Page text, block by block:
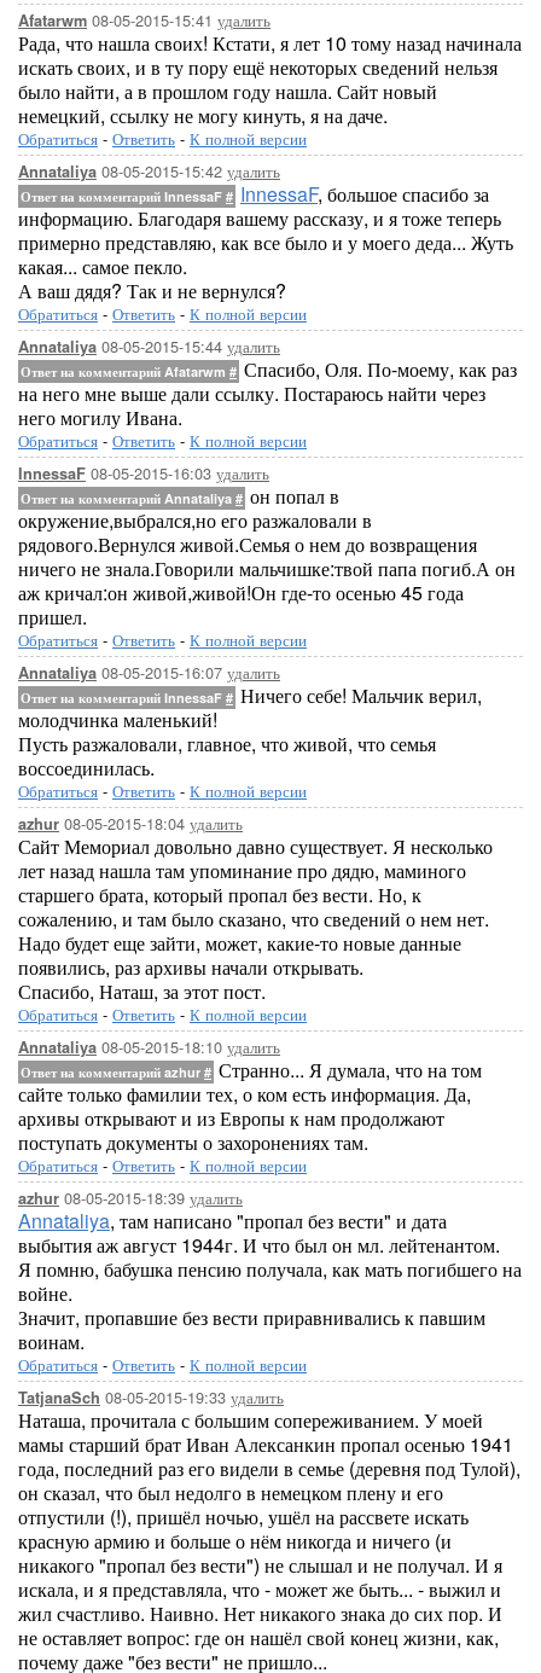
Afatarwm 08-05-2015-15:41 удалить
Рада, что нашла своих! Кстати, я лет 10 тому назад начинала
искать своих, и в ту пору ещё некоторых сведений нельзя
было найти, а в прошлом году нашла. Сайт новый
немецкий, ссылку не могу кинуть, я на даче.
Обратиться - Ответить - К полной версии
Annataliya 08-05-2015-15:42 удалить
Ответ на комментарий InnessaF # InnessaF, большое спасибо за
информацию. Благодаря вашему рассказу, и я тоже теперь
примерно представляю, как все было и у моего деда... Жуть
какая... самое пекло.
А ваш дядя? Так и не вернулся?
Обратиться - Ответить - К полной версии
Annataliya 08-05-2015-15:44 удалить
Ответ на комментарий Afatarwm # Спасибо, Оля. По-моему, как раз
на него мне выше дали ссылку. Постараюсь найти через
него могилу Ивана.
Обратиться - Ответить - К полной версии
InnessaF 08-05-2015-16:03 удалить
Ответ на комментарий Annataliya # он попал в
окружение,выбрался,но его разжаловали в
рядового.Вернулся живой.Семья о нем до возвращения
ничего не знала.Говорили мальчишке:твой папа погиб.А он
аж кричал:он живой,живой!Он где-то осенью 45 года
пришел.
Обратиться - Ответить - К полной версии
Annataliya 08-05-2015-16:07 удалить
Ответ на комментарий InnessaF # Ничего себе! Мальчик верил,
молодчинка маленький!
Пусть разжаловали, главное, что живой, что семья
воссоединилась.
Обратиться - Ответить - К полной версии
azhur 08-05-2015-18:04 удалить
Сайт Мемориал довольно давно существует. Я несколько
лет назад нашла там упоминание про дядю, маминого
старшего брата, который пропал без вести. Но, к
сожалению, и там было сказано, что сведений о нем нет.
Надо будет еще зайти, может, какие-то новые данные
появились, раз архивы начали открывать.
Спасибо, Наташ, за этот пост.
Обратиться - Ответить - К полной версии
Annataliya 08-05-2015-18:10 удалить
Ответ на комментарий azhur # Странно... Я думала, что на том
сайте только фамилии тех, о ком есть информация. Да,
архивы открывают и из Европы к нам продолжают
поступать документы о захоронениях там.
Обратиться - Ответить - К полной версии
azhur 08-05-2015-18:39 удалить
Annataliya, там написано "пропал без вести" и дата
выбытия аж август 1944г. И что был он мл. лейтенантом.
Я помню, бабушка пенсию получала, как мать погибшего на
войне.
Значит, пропавшие без вести приравнивались к павшим
воинам.
Обратиться - Ответить - К полной версии
TatjanaSch 08-05-2015-19:33 удалить
Наташа, прочитала с большим сопереживанием. У моей
мамы старший брат Иван Алексанкин пропал осенью 1941
года, последний раз его видели в семье (деревня под Тулой),
он сказал, что был недолго в немецком плену и его
отпустили (!), пришёл ночью, ушёл на рассвете искать
красную армию и больше о нём никогда и ничего (и
никакого "пропал без вести") не слышал и не получал. И я
искала, и я представляла, что - может же быть... - выжил и
жил счастливо. Наивно. Нет никакого знака до сих пор. И
не оставляет вопрос: где он нашёл свой конец жизни, как,
почему даже "без вести" не пришло...